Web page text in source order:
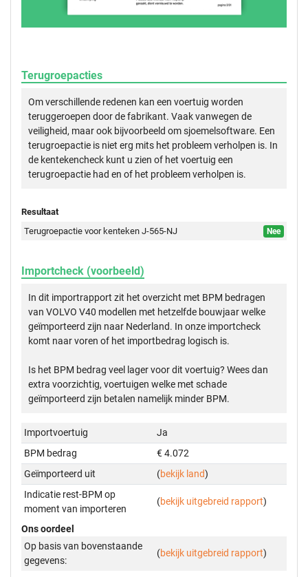
Terugroepacties
Om verschillende redenen kan een voertuig worden
teruggeroepen door de fabrikant. Vaak vanwegen de
veiligheid, maar ook bijvoorbeeld om sjoemelsoftware. Een
terugroepactie is niet erg mits het probleem verholpen is. In
de kentekencheck kunt u zien of het voertuig een
terugroepactie had en of het probleem verholpen is.
Resultaat
Terugroepactie voor kenteken J-565-NJ
Nee
Importcheck (voorbeeld)
In dit importrapport zit het overzicht met BPM bedragen
van VOLVO V40 modellen met hetzelfde bouwjaar welke
geïmporteerd zijn naar Nederland. In onze importcheck
komt naar voren of het importbedrag logisch is.
Is het BPM bedrag veel lager voor dit voertuig? Wees dan
extra voorzichtig, voertuigen welke met schade
geïmporteerd zijn betalen namelijk minder BPM.
Importvoertuig
Ja
BPM bedrag
€ 4.072
Geïmporteerd uit
(bekijk land)
Indicatie rest-BPM op
moment van importeren
(bekijk uitgebreid rapport)
Ons oordeel
Op basis van bovenstaande
gegevens:
(bekijk uitgebreid rapport)